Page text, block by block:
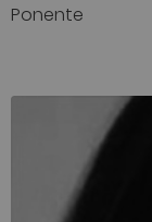
Ponente